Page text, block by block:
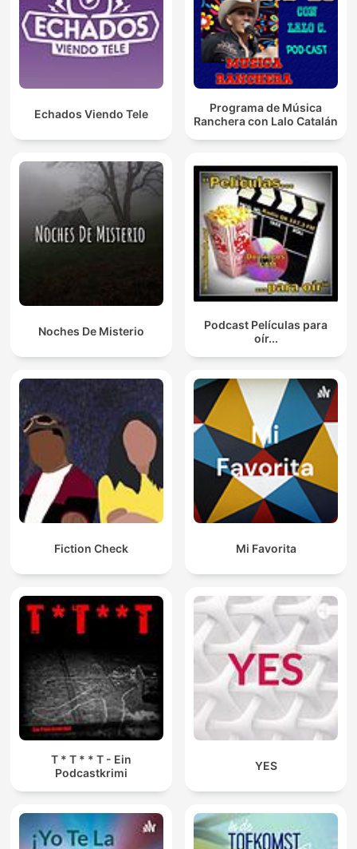
Echados Viendo Tele
Programa de Música
Ranchera con Lalo Catalán
Noches De Misterio
Podcast Películas para
oír...
Fiction Check Mi Favorita
T * T * * T - Ein
Podcastkrimi
YES